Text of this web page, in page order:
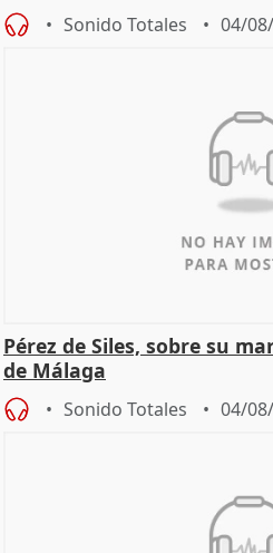
Sonido Totales 04/
Pérez de Siles, sobre su
de Málaga
Sonido Totales 04/